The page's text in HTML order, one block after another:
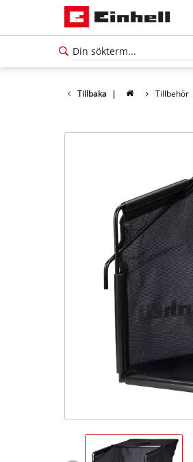
Tillbaka | Tillbehör